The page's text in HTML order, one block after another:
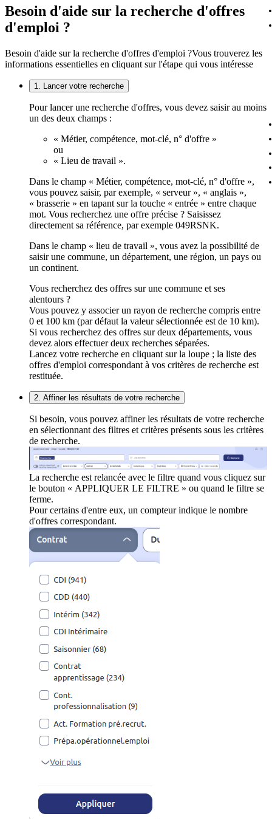
Besoin d'aide sur la recherche d'offres
d'emploi ?
Besoin d'aide sur la recherche d'offres d'emploi ?Vous trouverez les
informations essentielles en cliquant sur l'étape qui vous intéresse
1. Lancer votre recherche
Pour lancer une recherche d'offres, vous devez saisir au moins
un des deux champs :
« Métier, compétence, mot-clé, n° d'offre »
ou
« Lieu de travail ».
Dans le champ « Métier, compétence, mot-clé, n° d'offre »,
vous pouvez saisir, par exemple, « serveur », « anglais »,
« brasserie » en tapant sur la touche « entrée » entre chaque
mot. Vous recherchez une offre précise ? Saisissez
directement sa référence, par exemple 049RSNK.
Dans le champ « lieu de travail », vous avez la possibilité de
saisir une commune, un département, une région, un pays ou
un continent.
Vous recherchez des offres sur une commune et ses
alentours ?
Vous pouvez y associer un rayon de recherche compris entre
0 et 100 km (par défaut la valeur sélectionnée est de 10 km).
Si vous recherchez des offres sur deux départements, vous
devez alors effectuer deux recherches séparées.
Lancez votre recherche en cliquant sur la loupe ; la liste des
offres d'emploi correspondant à vos critères de recherche est
restituée.
2. Affiner les résultats de votre recherche
Si besoin, vous pouvez affiner les résultats de votre recherche
en sélectionnant des filtres et critères présents sous les critères
de recherche.
La recherche est relancée avec le filtre quand vous cliquez sur
le bouton « APPLIQUER LE FILTRE » ou quand le filtre se
ferme.
Pour certains d'entre eux, un compteur indique le nombre
d'offres correspondant.